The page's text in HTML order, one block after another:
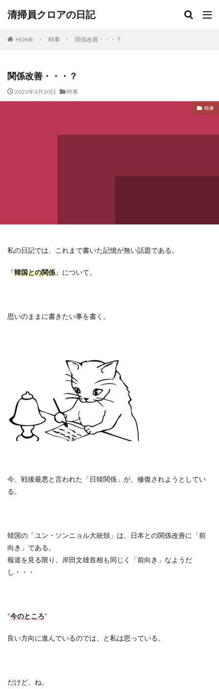
清掃員クロアの日記
HOME 時事 関係改善・・・？
関係改善・・・？
2023年3月20日 時事
時事
私の日記では、これまで書いた記憶が無い話題である。
『韓国との関係』について。
思いのままに書きたい事を書く。
今、戦後最悪と言われた「日韓関係」が、修復されようとしてい
る。
韓国の「ユン・ソンニョル大統領」は、日本との関係改善に「前
向き」である。
報道を見る限り、岸田文雄首相も同じく「前向き」なようだ
し・・・
“今のところ”
良い方向に進んでいるのでは、と私は思っている。
だけど、ね。